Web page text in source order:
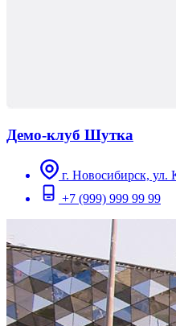
Демо-клуб Шутка
г. Новосибирск, ул.
+7 (999) 999 99 99